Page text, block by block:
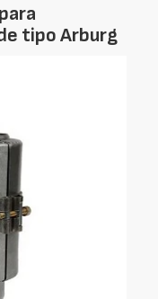
tipo Arburg